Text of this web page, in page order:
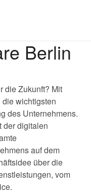
Berlin
die Zukunft? Mit
wichtigsten
des Unternehmens.
der digitalen
auf dem
über die
vom